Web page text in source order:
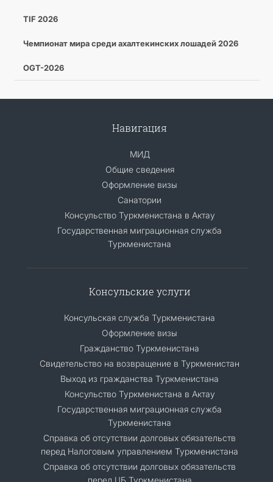
TIF 2026
Чемпионат мира среди ахалтекинских лошадей 2026
OGT-2026
Навигация
МИД
Общие сведения
Оформление визы
Санатории
Консульство Туркменистана в Актау
Государственная миграционная служба
Туркменистана
Консульские услуги
Консульская служба Туркменистана
Оформление визы
Гражданство Туркменистана
Cвидетельство на возвращение в Туркменистан
Выход из гражданства Туркменистана
Консульство Туркменистана в Актау
Государственная миграционная служба
Туркменистана
Справка об отсутствии долговых обязательств
перед Налоговым управлением Туркменистана
Справка об отсутствии долговых обязательств
перед ЦБ Туркменистана